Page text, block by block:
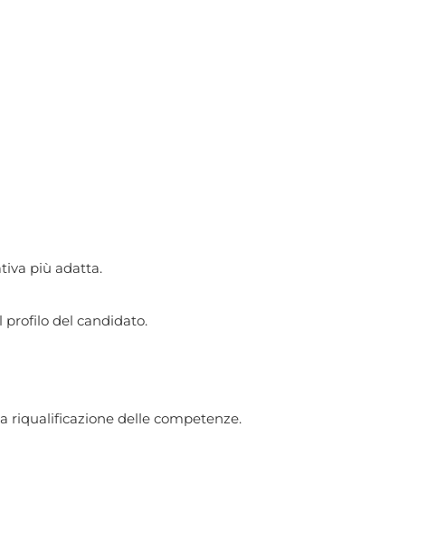
più adatta.
profilo del candidato.
riqualificazione delle competenze.